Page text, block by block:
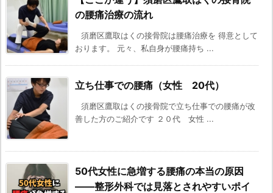
の腰痛治療の流れ
須磨区鷹取はくの接骨院は腰痛治療を 得意として
おります。 元々、私自身が腰痛持ち ...
立ち仕事での腰痛（女性 20代）
須磨区鷹取はくの接骨院で立ち仕事での腰痛が改
善した方のご紹介です ２０代 女性 ...
50代女性に急増する腰痛の本当の原因
——整形外科では見落とされやすいポイ